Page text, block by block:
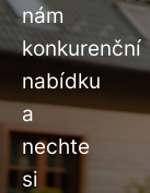
nám
konkurenční
nabídku
a
nechte
si